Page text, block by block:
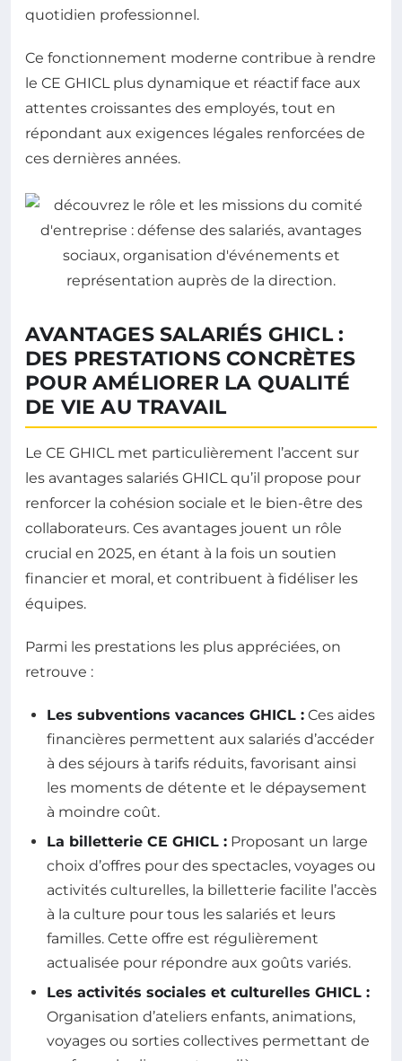
quotidien professionnel.
Ce fonctionnement moderne contribue à rendre
le CE GHICL plus dynamique et réactif face aux
attentes croissantes des employés, tout en
répondant aux exigences légales renforcées de
ces dernières années.
AVANTAGES SALARIÉS GHICL :
DES PRESTATIONS CONCRÈTES
POUR AMÉLIORER LA QUALITÉ
DE VIE AU TRAVAIL
Le CE GHICL met particulièrement l’accent sur
les avantages salariés GHICL qu’il propose pour
renforcer la cohésion sociale et le bien-être des
collaborateurs. Ces avantages jouent un rôle
crucial en 2025, en étant à la fois un soutien
financier et moral, et contribuent à fidéliser les
équipes.
Parmi les prestations les plus appréciées, on
retrouve :
Les subventions vacances GHICL : Ces aides
financières permettent aux salariés d’accéder
à des séjours à tarifs réduits, favorisant ainsi
les moments de détente et le dépaysement
à moindre coût.
La billetterie CE GHICL : Proposant un large
choix d’offres pour des spectacles, voyages ou
activités culturelles, la billetterie facilite l’accès
à la culture pour tous les salariés et leurs
familles. Cette offre est régulièrement
actualisée pour répondre aux goûts variés.
Les activités sociales et culturelles GHICL :
Organisation d’ateliers enfants, animations,
voyages ou sorties collectives permettant de